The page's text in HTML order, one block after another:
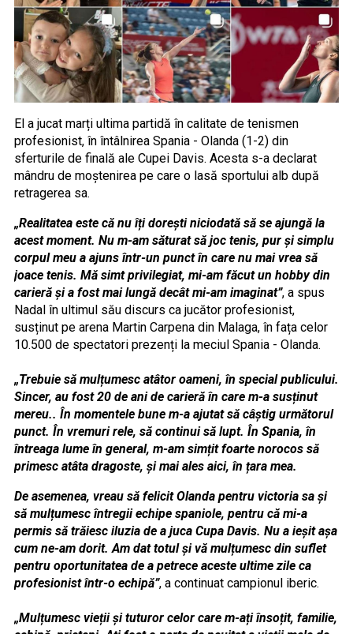
El a jucat marți ultima partidă în calitate de tenismen
profesionist, în întâlnirea Spania - Olanda (1-2) din
sferturile de finală ale Cupei Davis. Acesta s-a declarat
mândru de moștenirea pe care o lasă sportului alb după
retragerea sa.
„Realitatea este că nu îți dorești niciodată să se ajungă la
acest moment. Nu m-am săturat să joc tenis, pur și simplu
corpul meu a ajuns într-un punct în care nu mai vrea să
joace tenis. Mă simt privilegiat, mi-am făcut un hobby din
carieră și a fost mai lungă decât mi-am imaginat”, a spus
Nadal în ultimul său discurs ca jucător profesionist,
susținut pe arena Martin Carpena din Malaga, în fața celor
10.500 de spectatori prezenți la meciul Spania - Olanda.
„Trebuie să mulțumesc atâtor oameni, în special publicului.
Sincer, au fost 20 de ani de carieră în care m-a susținut
mereu.. În momentele bune m-a ajutat să câștig următorul
punct. În vremuri rele, să continui să lupt. În Spania, în
întreaga lume în general, m-am simțit foarte norocos să
primesc atâta dragoste, și mai ales aici, în țara mea.
De asemenea, vreau să felicit Olanda pentru victoria sa și
să mulțumesc întregii echipe spaniole, pentru că mi-a
permis să trăiesc iluzia de a juca Cupa Davis. Nu a ieșit așa
cum ne-am dorit. Am dat totul și vă mulțumesc din suflet
pentru oportunitatea de a petrece aceste ultime zile ca
profesionist într-o echipă”, a continuat campionul iberic.
„Mulțumesc vieții și tuturor celor care m-ați însoțit, familie,